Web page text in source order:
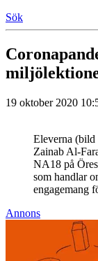
Sök
19 oktober 2020
Eleverna
Zainab Al-
NA18 på
som handlar
engagemang
Annons